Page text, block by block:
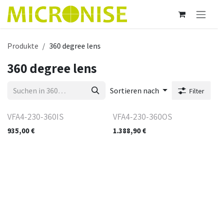
Zum Inhalt springen
Produkte 360 degree lens
360 degree lens
Sortieren nach Filter
VFA4-230-360IS
935,00 €
VFA4-230-360OS
1.388,90€